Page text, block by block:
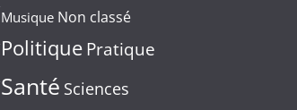
Musique Non classé
Politique Pratique
Santé Sciences